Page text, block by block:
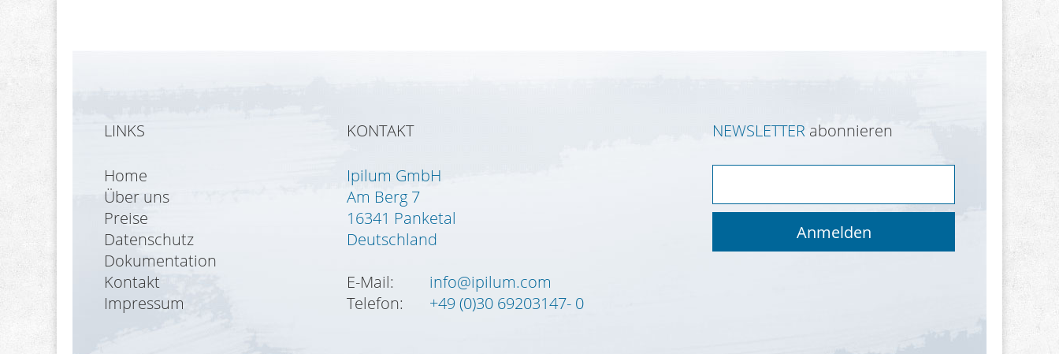
LINKS
Home
Über uns
Preise
Datenschutz
Dokumentation
Kontakt
Impressum
KONTAKT
Ipilum GmbH
Am Berg 7
16341 Panketal
Deutschland
E-Mail:
info@ipilum.com
Telefon:
+49 (0)30 69203147- 0
NEWSLETTER abonnieren